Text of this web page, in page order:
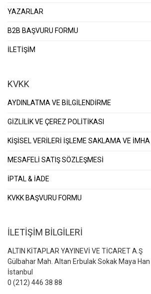
YAZARLAR
B2B BAŞVURU FORMU
İLETİŞİM
KVKK
AYDINLATMA VE BİLGİLENDİRME
GİZLİLİK VE ÇEREZ POLİTİKASI
KİŞİSEL VERİLERİ İŞLEME SAKLAMA VE
MESAFELİ SATIŞ SÖZLEŞMESİ
İPTAL & İADE
KVKK BAŞVURU FORMU
İLETİŞİM BİLGİLERİ
ALTIN KİTAPLAR YAYINEVİ VE TİCARET A.Ş
Gülbahar Mah. Altan Erbulak Sokak Maya
İstanbul
0 (212) 446 38 88